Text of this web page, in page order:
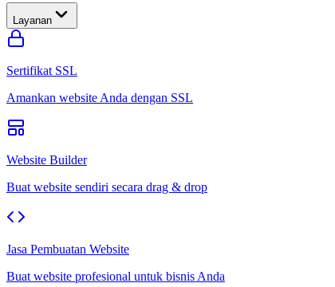
Layanan
Sertifikat SSL
Amankan website Anda dengan SSL
Website Builder
Buat website sendiri secara drag & drop
Jasa Pembuatan Website
Buat website profesional untuk bisnis Anda